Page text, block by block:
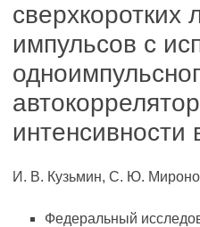
сверхкоротких
импульсов с
интенсивности
И. В. Кузьмин, С. Ю.
Федеральный